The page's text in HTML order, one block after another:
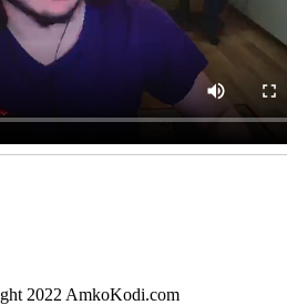
2022 AmkoKodi.com